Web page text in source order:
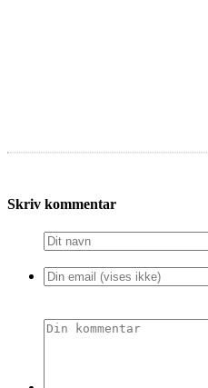
Skriv kommentar